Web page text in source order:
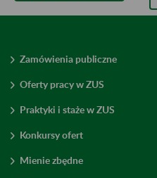
Zamówienia publiczne
Oferty pracy w ZUS
Praktyki i staże w ZUS
Konkursy ofert
Mienie zbędne